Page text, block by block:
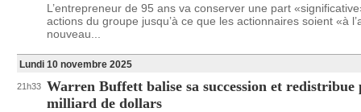
L’entrepreneur de 95 ans va conserver une part
actions du groupe jusqu’à ce que les actionnaires soient «à
nouveau...
Lundi 10 novembre 2025
21h33 Warren Buffett balise sa succession et redistribue
milliard de dollars